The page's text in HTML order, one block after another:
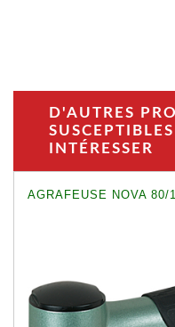
D'AUTRES
INTÉRESSER
AGRAFEUSE NOVA 80/